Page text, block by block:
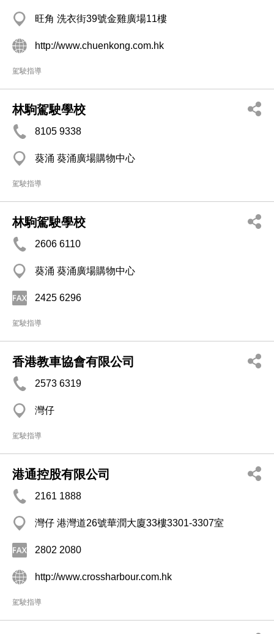
旺角 洗衣街39號金雞廣場11樓
http://www.chuenkong.com.hk
駕駛指導
林駒駕駛學校
8105 9338
葵涌 葵涌廣場購物中心
駕駛指導
林駒駕駛學校
2606 6110
葵涌 葵涌廣場購物中心
2425 6296
駕駛指導
香港教車協會有限公司
2573 6319
灣仔
駕駛指導
港通控股有限公司
2161 1888
灣仔 港灣道26號華潤大廈33樓3301-3307室
2802 2080
http://www.crossharbour.com.hk
駕駛指導